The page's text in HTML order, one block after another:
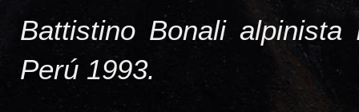
Battistino Bonali
Perú 1993.